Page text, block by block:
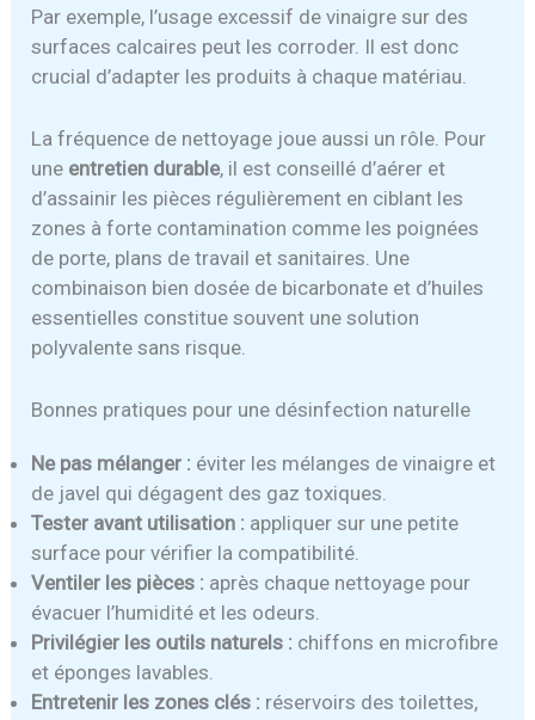
Par exemple, l’usage excessif de vinaigre sur des
surfaces calcaires peut les corroder. Il est donc
crucial d’adapter les produits à chaque matériau.
La fréquence de nettoyage joue aussi un rôle. Pour
une entretien durable, il est conseillé d’aérer et
d’assainir les pièces régulièrement en ciblant les
zones à forte contamination comme les poignées
de porte, plans de travail et sanitaires. Une
combinaison bien dosée de bicarbonate et d’huiles
essentielles constitue souvent une solution
polyvalente sans risque.
Bonnes pratiques pour une désinfection naturelle
Ne pas mélanger : éviter les mélanges de vinaigre et
de javel qui dégagent des gaz toxiques.
Tester avant utilisation : appliquer sur une petite
surface pour vérifier la compatibilité.
Ventiler les pièces : après chaque nettoyage pour
évacuer l’humidité et les odeurs.
Privilégier les outils naturels : chiffons en microfibre
et éponges lavables.
Entretenir les zones clés : réservoirs des toilettes,